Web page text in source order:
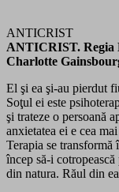
ANTICRIST
ANTICRIST. Regia
Charlotte
El şi ea şi-au pierdut
Soţul ei este
şi trateze o persoană
anxietatea ei e cea
Terapia se transformă
încep să-i
din natura. Răul din